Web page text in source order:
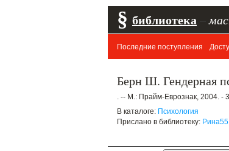
§ библиотека
Последние поступления
Берн Ш. Гендерная
. -- М.: Прайм-Еврознак, 2004. -
В каталоге: Психология
Прислано в библиотеку: Рина55